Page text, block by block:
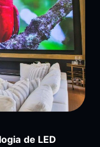
de LED